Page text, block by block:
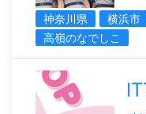
神奈川県 横浜市
高嶺のなでしこ